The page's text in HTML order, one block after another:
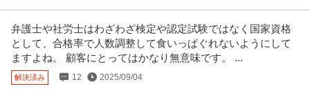
年収249.6万円
しゅふの働くを応援！ [求人概要 698【事務＆調理補助】企業内食堂での簡単
な事務と 調理補助”盛…続きを見る
提供：キャリアインデックス転職
弁護士や社労士はわざわざ検定や認定試験ではなく国家資格
として、合格率で人数調整して食いっぱぐれないようにして
ますよね。 顧客にとってはかなり無意味です。 ...
解決済み 12 2025/09/04